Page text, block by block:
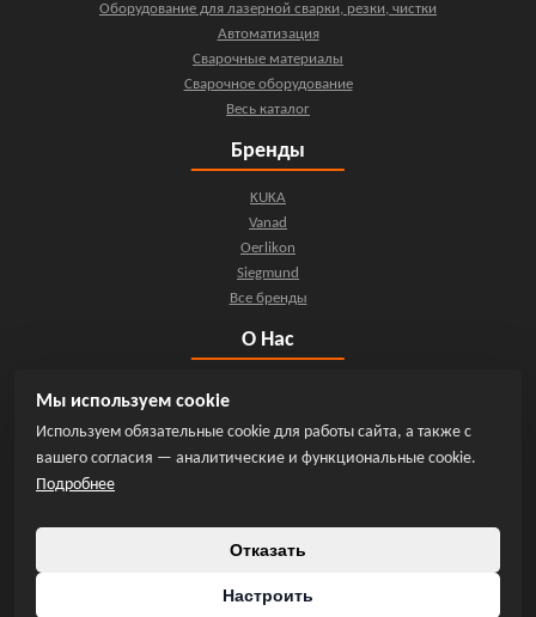
Оборудование для лазерной сварки, резки, чистки
Автоматизация
Сварочные материалы
Сварочное оборудование
Весь каталог
Бренды
KUKA
Vanad
Oerlikon
Siegmund
Все бренды
О Нас
Новости
Мы на YouTube
Политика конфиденциальности
Положение о cookie-файлах
Мы используем cookie
Используем обязательные cookie для работы сайта, а также с
вашего согласия — аналитические и функциональные cookie.
Подробнее
Отказать
Настроить